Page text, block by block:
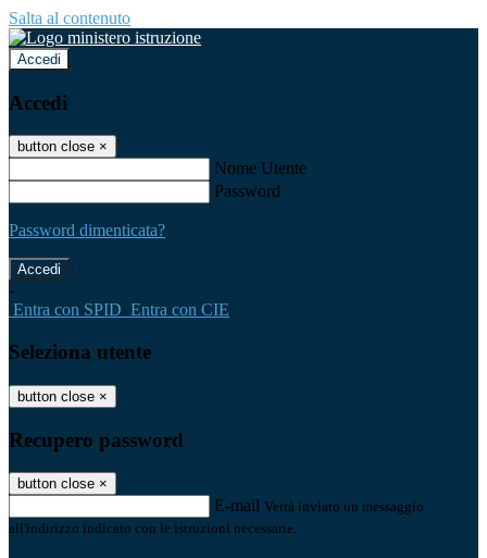
Salta al contenuto
Accedi
Accedi
button close ×
Nome Utente
Password
Password dimenticata?
-
Entra con SPID Entra con CIE
Seleziona utente
button close ×
Recupero password
button close ×
E-mail Verrà inviato un messaggio
all'indirizzo indicato con le istruzioni necessarie.